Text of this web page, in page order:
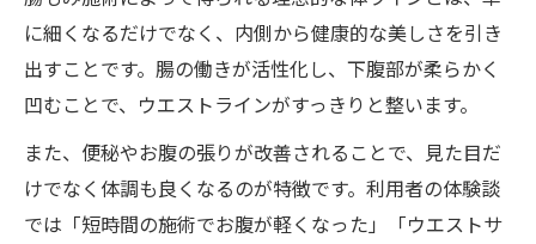
に細くなるだけでなく、内側から健康的な美しさを引き
出すことです。腸の働きが活性化し、下腹部が柔らかく
凹むことで、ウエストラインがすっきりと整います。
また、便秘やお腹の張りが改善されることで、見た目だ
けでなく体調も良くなるのが特徴です。利用者の体験談
では「短時間の施術でお腹が軽くなった」「ウエストサ